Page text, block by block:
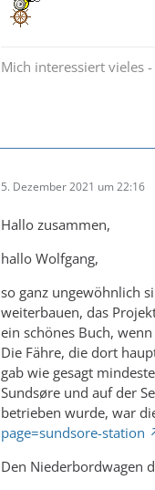
Mich interessiert vieles
5. Dezember 2021 um 22:16
Hallo zusammen,
hallo Wolfgang,
so ganz ungewöhnlich
weiterbauen, das
ein schönes Buch,
Die Fähre, die dort
gab wie gesagt
Sundsøre und auf der
betrieben wurde, war
page=sundsore-station
Den Niederbordwagen